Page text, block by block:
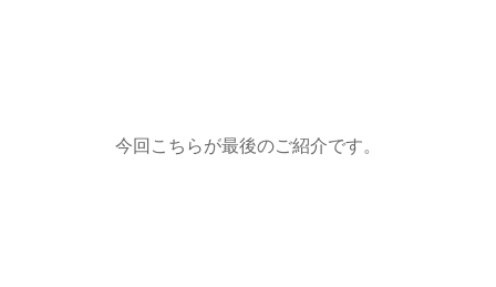
今回こちらが最後のご紹介です。